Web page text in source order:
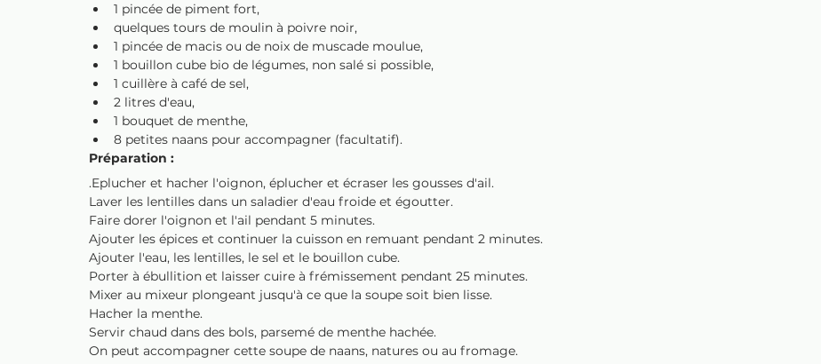
1 pincée de piment fort,
quelques tours de moulin à poivre noir,
1 pincée de macis ou de noix de muscade moulue,
1 bouillon cube bio de légumes, non salé si possible,
1 cuillère à café de sel,
2 litres d'eau,
1 bouquet de menthe,
8 petites naans pour accompagner (facultatif).
Préparation :
.Eplucher et hacher l'oignon, éplucher et écraser les gousses d'ail.
Laver les lentilles dans un saladier d'eau froide et égoutter.
Faire dorer l'oignon et l'ail pendant 5 minutes.
Ajouter les épices et continuer la cuisson en remuant pendant 2 minutes.
Ajouter l'eau, les lentilles, le sel et le bouillon cube.
Porter à ébullition et laisser cuire à frémissement pendant 25 minutes.
Mixer au mixeur plongeant jusqu'à ce que la soupe soit bien lisse.
Hacher la menthe.
Servir chaud dans des bols, parsemé de menthe hachée.
On peut accompagner cette soupe de naans, natures ou au fromage.